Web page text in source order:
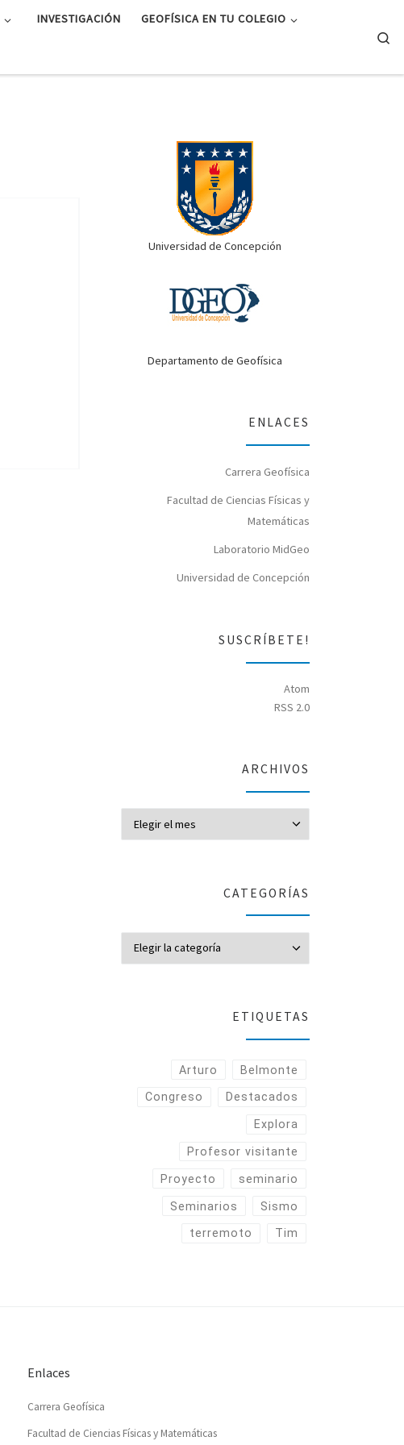
INVESTIGACIÓN GEOFÍSICA EN TU COLEGIO
Universidad de Concepción
Departamento de Geofísica
ENLACES
Carrera Geofísica
Facultad de Ciencias Físicas y
Matemáticas
Laboratorio MidGeo
Universidad de Concepción
SUSCRÍBETE!
Atom
RSS 2.0
ARCHIVOS
CATEGORÍAS
ETIQUETAS
Arturo Belmonte
Congreso Destacados
Explora
Profesor visitante
Proyecto seminario
Seminarios Sismo
terremoto Tim
Enlaces
Carrera Geofísica
Facultad de Ciencias Físicas y Matemáticas